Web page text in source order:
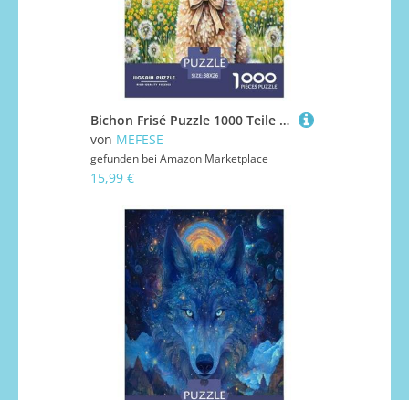
Bichon Frisé Puzzle 1000 Teile Schwer Puzzle Spielzeug Lernspiel Impossible Herausforderungsspielzeug Für Erwachsene Kinder 38x26cm/1000pcs
von MEFESE
gefunden bei Amazon Marketplace
15,99 €